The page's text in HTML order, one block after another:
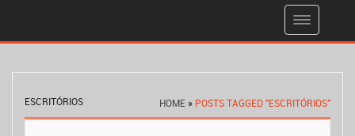
HOME » POSTS TAGGED "ESCRITÓRIOS"
ESCRITÓRIOS